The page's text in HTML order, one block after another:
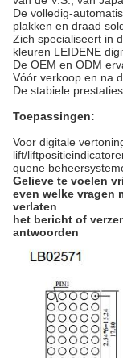
De volledig-
plakken en draad
Zich specialiseert in
kleuren LEIDENE
De OEM en ODM
Vóór verkoop en na
De stabiele
Toepassingen:
Voor digitale
lift/
quene
Gelieve te voelen
even welke vragen
verlaten
het bericht of
antwoorden